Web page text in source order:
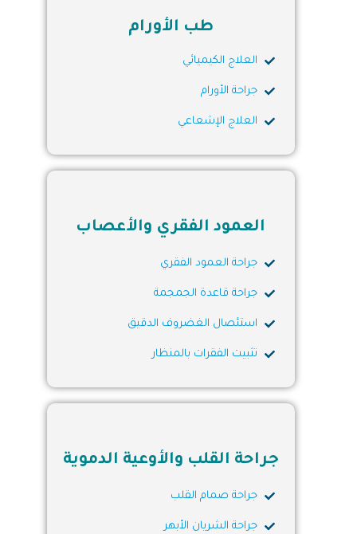
طب الأورام
العلاج الكيميائي
جراحة الأورام
العلاج الإشعاعي
العمود الفقري والأعصاب
جراحة العمود الفقري
جراحة قاعدة الجمجمة
استئصال الغضروف الدقيق
تثبيت الفقرات بالمنظار
جراحة القلب والأوعية الدموية
جراحة صمام القلب
جراحة الشريان الأبهر